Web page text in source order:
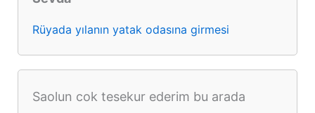
Rüyada yılanın yatak odasına girmesi
Saolun cok tesekur ederim bu arada